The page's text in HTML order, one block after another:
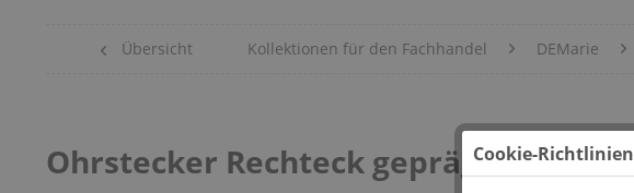
Übersicht Kollektionen für den Fachhandel DEMarie
Ohrstecker Rechteck geprägt Bild 115
Cookie-Richtlinien